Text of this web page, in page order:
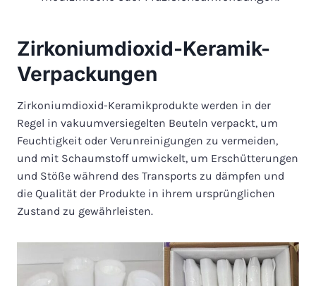
Zirkoniumdioxid-Keramik-
Verpackungen
Zirkoniumdioxid-Keramikprodukte werden in der
Regel in vakuumversiegelten Beuteln verpackt, um
Feuchtigkeit oder Verunreinigungen zu vermeiden,
und mit Schaumstoff umwickelt, um Erschütterungen
und Stöße während des Transports zu dämpfen und
die Qualität der Produkte in ihrem ursprünglichen
Zustand zu gewährleisten.